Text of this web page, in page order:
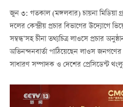
জুন ৩: গতকাল (মঙ্গলবার) চায়না মিডিয়া
দলের কেন্দ্রীয় প্রচার বিভাগের উদ্যোগে
সম্বন্ধ’সহ চীনা তথ্যচিত্র লাওসে প্রচার
অভিনন্দনবার্তা পাঠিয়েছেন লাওস জনগণের
সাধারণ সম্পাদক ও দেশের প্রেসিডেন্ট